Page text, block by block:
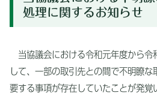
処理に関するお知らせ
当協議会における令和元年度から令
して、一部の取引先との間で不明瞭
要する事項が存在していたことが発覚